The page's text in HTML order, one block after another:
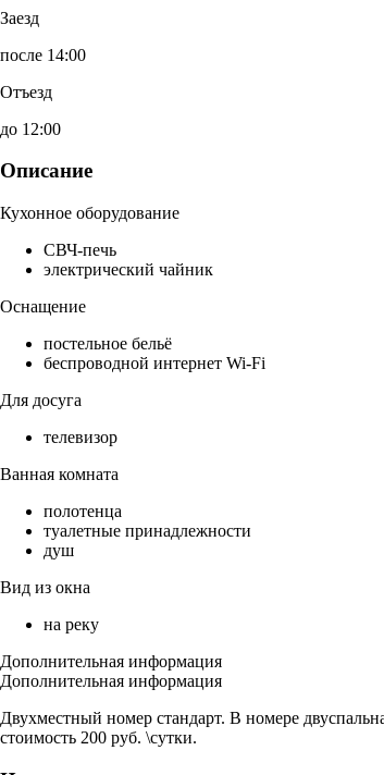
Заезд
после 14:00
Отъезд
до 12:00
Описание
Кухонное оборудование
СВЧ-печь
электрический чайник
Оснащение
постельное бельё
беспроводной интернет Wi-Fi
Для досуга
телевизор
Ванная комната
полотенца
туалетные принадлежности
душ
Вид из окна
на реку
Дополнительная информация
Дополнительная информация
Двухместный номер стандарт. В номере
стоимость 200 руб. \сутки.